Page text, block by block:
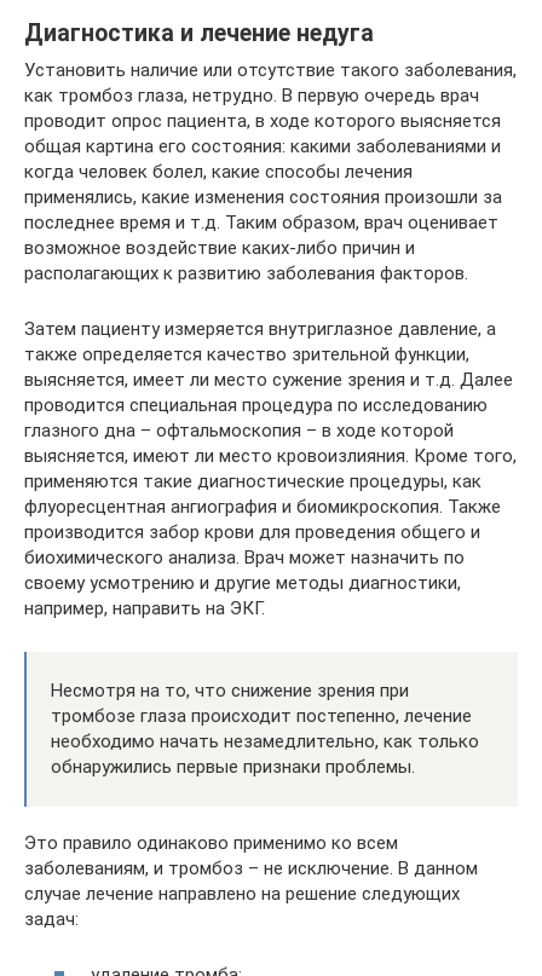
Диагностика и лечение недуга
Установить наличие или отсутствие такого заболевания,
как тромбоз глаза, нетрудно. В первую очередь врач
проводит опрос пациента, в ходе которого выясняется
общая картина его состояния: какими заболеваниями и
когда человек болел, какие способы лечения
применялись, какие изменения состояния произошли за
последнее время и т.д. Таким образом, врач оценивает
возможное воздействие каких-либо причин и
располагающих к развитию заболевания факторов.
Затем пациенту измеряется внутриглазное давление, а
также определяется качество зрительной функции,
выясняется, имеет ли место сужение зрения и т.д. Далее
проводится специальная процедура по исследованию
глазного дна – офтальмоскопия – в ходе которой
выясняется, имеют ли место кровоизлияния. Кроме того,
применяются такие диагностические процедуры, как
флуоресцентная ангиография и биомикроскопия. Также
производится забор крови для проведения общего и
биохимического анализа. Врач может назначить по
своему усмотрению и другие методы диагностики,
например, направить на ЭКГ.
Несмотря на то, что снижение зрения при
тромбозе глаза происходит постепенно, лечение
необходимо начать незамедлительно, как только
обнаружились первые признаки проблемы.
Это правило одинаково применимо ко всем
заболеваниям, и тромбоз – не исключение. В данном
случае лечение направлено на решение следующих
задач: